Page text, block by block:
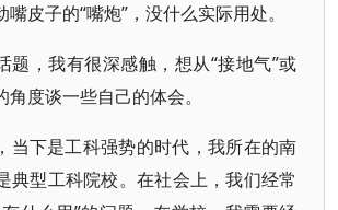
皮子的“嘴炮”，没什么实际用处。
题，我有很深感触，想从“接地气”或
度谈一些自己的体会。
当下是工科强势的时代，我所在的南
典型工科院校。在社会上，我们经常